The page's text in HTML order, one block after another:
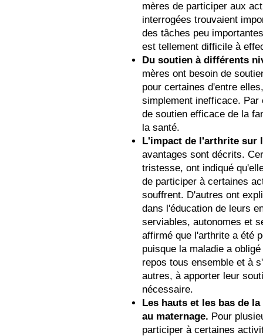
mères de participer aux
interrogées trouvaient
des tâches peu
est tellement difficile à
Du soutien à différents
mères ont besoin de
pour certaines d'entre
simplement inefficace. Par
de soutien efficace de la
la santé.
L'impact de l'arthrite sur
avantages sont décrits.
tristesse, ont indiqué
de participer à certaines
souffrent. D'autres ont
dans l'éducation de leurs
serviables, autonomes et
affirmé que l'arthrite a été
puisque la maladie a
repos tous ensemble et à
autres, à apporter leur
nécessaire.
Les hauts et les bas de
au maternage. Pour
participer à certaines